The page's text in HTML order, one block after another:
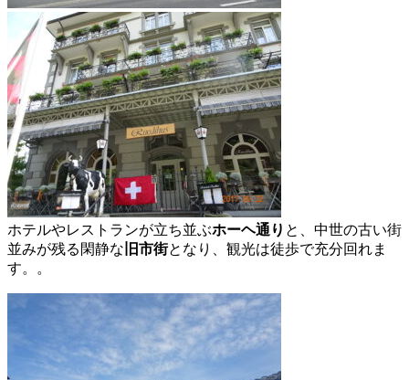
ホテルやレストランが立ち並ぶホーヘ通り と、中世の古い街
並みが残る閑静な 旧市街となり、観光は徒歩で充分回れま
す。。